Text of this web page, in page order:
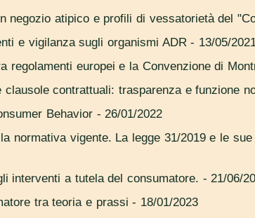
negozio atipico e profili di vessatorietà del
e vigilanza sugli organismi ADR- 13/05/
regolamenti europei e la Convenzione di
contrattuali: trasparenza e funzione
Behavior - 26/01/2022
normativa vigente. La legge 31/2019 e le
interventi a tutela del consumatore. - 21/06/
tra teoria e prassi - 18/01/2023